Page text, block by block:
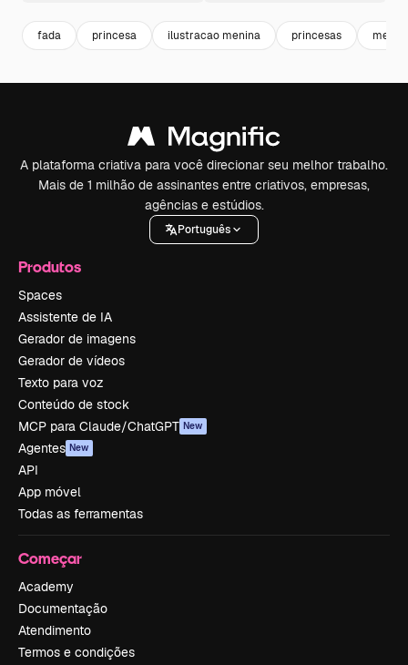
fada princesa ilustracao menina princesas
A plataforma criativa para você direcionar seu melhor trabalho.
Mais de 1 milhão de assinantes entre criativos, empresas,
agências e estúdios.
Português
Produtos
Spaces
Assistente de IA
Gerador de imagens
Gerador de vídeos
Texto para voz
Conteúdo de stock
MCP para Claude/ChatGPT New
Agentes New
API
App móvel
Todas as ferramentas
Começar
Academy
Documentação
Atendimento
Termos e condições